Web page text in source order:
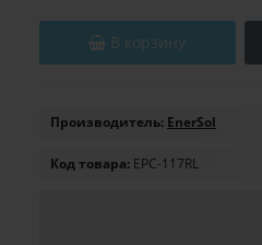
В корзину
Производитель: EnerSol
Код товара: EPC-117RL